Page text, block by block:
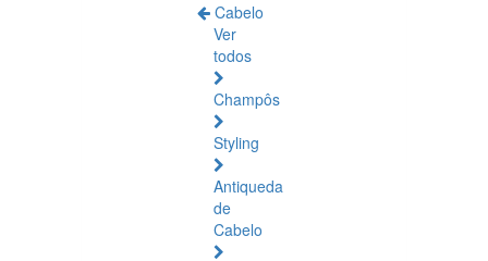
Cabelo
Ver
todos
Champôs
Styling
Antiqueda
de
Cabelo